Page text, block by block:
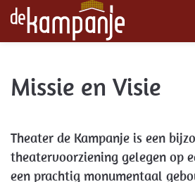
Missie en Visie
Theater de Kampanje is een
theatervoorziening gelegen op
een prachtig monumentaal